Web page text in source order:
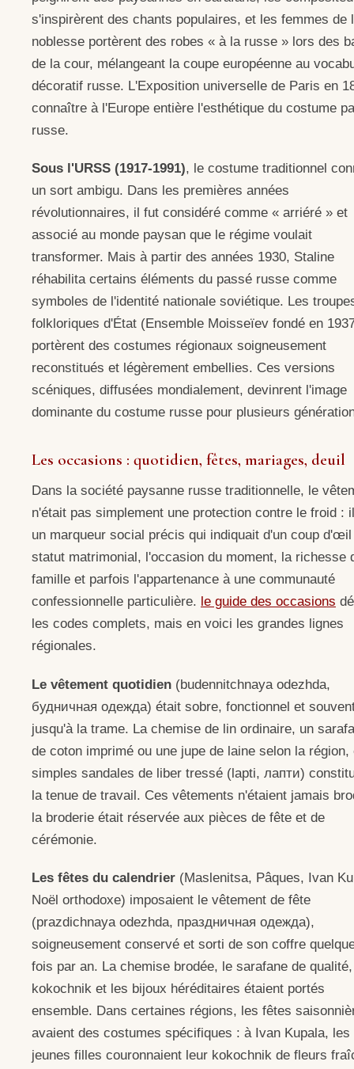
s'inspirèrent des chants populaires, et les femmes de
noblesse portèrent des robes « à la russe » lors des
de la cour, mélangeant la coupe européenne au
décoratif russe. L'Exposition universelle de Paris en
connaître à l'Europe entière l'esthétique du costume
russe.
Sous l'URSS (1917-1991), le costume traditionnel
un sort ambigu. Dans les premières années
révolutionnaires, il fut considéré comme « arriéré » et
associé au monde paysan que le régime voulait
transformer. Mais à partir des années 1930, Staline
réhabilita certains éléments du passé russe comme
symboles de l'identité nationale soviétique. Les
folkloriques d'État (Ensemble Moisseïev fondé en
portèrent des costumes régionaux soigneusement
reconstitués et légèrement embellies. Ces versions
scéniques, diffusées mondialement, devinrent l'image
dominante du costume russe pour plusieurs
Les occasions : quotidien, fêtes, mariages, deuil
Dans la société paysanne russe traditionnelle, le
n'était pas simplement une protection contre le froid :
un marqueur social précis qui indiquait d'un coup
statut matrimonial, l'occasion du moment, la richesse
famille et parfois l'appartenance à une communauté
confessionnelle particulière. le guide des occasions
les codes complets, mais en voici les grandes lignes
régionales.
Le vêtement quotidien (budennitchnaya odezhda,
будничная одежда) était sobre, fonctionnel et
jusqu'à la trame. La chemise de lin ordinaire, un
de coton imprimé ou une jupe de laine selon la région,
simples sandales de liber tressé (lapti, лапти)
la tenue de travail. Ces vêtements n'étaient jamais
la broderie était réservée aux pièces de fête et de
cérémonie.
Les fêtes du calendrier (Maslenitsa, Pâques, Ivan
Noël orthodoxe) imposaient le vêtement de fête
(prazdichnaya odezhda, праздничная одежда),
soigneusement conservé et sorti de son coffre
fois par an. La chemise brodée, le sarafane de
kokochnik et les bijoux héréditaires étaient portés
ensemble. Dans certaines régions, les fêtes
avaient des costumes spécifiques : à Ivan Kupala, les
jeunes filles couronnaient leur kokochnik de fleurs